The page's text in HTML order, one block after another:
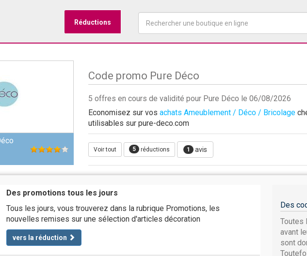
Réductions
Code promo Pure Déco
5 offres en cours de validité pour Pure Déco le 06/08/2026
Economisez sur vos achats Ameublement / Déco / Bricolage
utilisables sur pure-deco.com
Voir tout 5 réductions 1 avis
Des promotions tous les jours
Tous les jours, vous trouverez dans la rubrique Promotions, les
nouvelles remises sur une sélection d'articles décoration
vers la réduction
Des
Toutes
avant
sont